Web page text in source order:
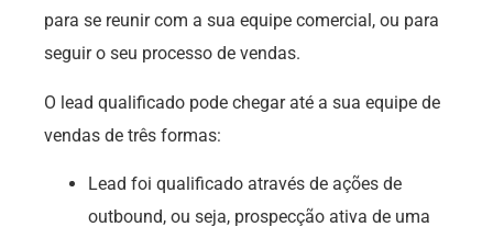
para se reunir com a sua equipe comercial, ou para
seguir o seu processo de vendas.
O lead qualificado pode chegar até a sua equipe de
vendas de três formas:
Lead foi qualificado através de ações de
outbound, ou seja, prospecção ativa de uma